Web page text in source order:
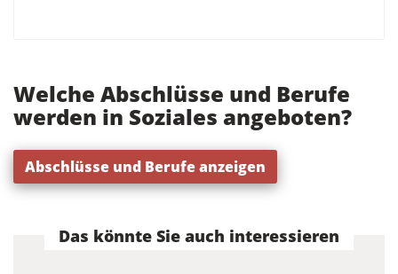
Welche Abschlüsse und Berufe
werden in Soziales angeboten?
Abschlüsse und Berufe anzeigen
Das könnte Sie auch interessieren